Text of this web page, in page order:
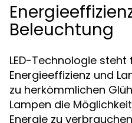
Beleuchtung
LED-Technologie steht
Energieeffizienz und
zu herkömmlichen
Lampen die
Energie zu